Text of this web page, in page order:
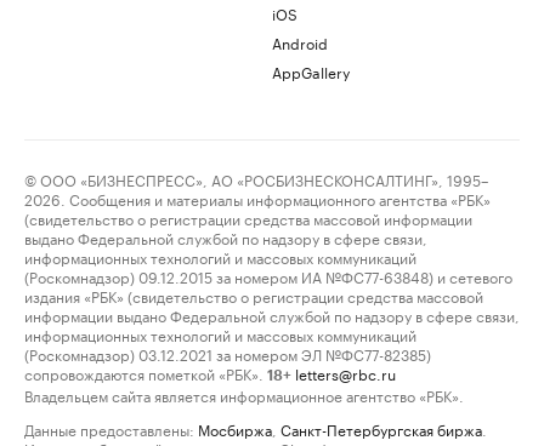
iOS
Android
AppGallery
© ООО «БИЗНЕСПРЕСС», АО «РОСБИЗНЕСКОНСАЛТИНГ», 1995–
2026. Сообщения и материалы информационного агентства «РБК»
(свидетельство о регистрации средства массовой информации
выдано Федеральной службой по надзору в сфере связи,
информационных технологий и массовых коммуникаций
(Роскомнадзор) 09.12.2015 за номером ИА №ФС77-63848) и сетевого
издания «РБК» (свидетельство о регистрации средства массовой
информации выдано Федеральной службой по надзору в сфере связи,
информационных технологий и массовых коммуникаций
(Роскомнадзор) 03.12.2021 за номером ЭЛ №ФС77-82385)
сопровождаются пометкой «РБК».
18+ letters@rbc.ru
Владельцем сайта является информационное агентство «РБК».
Данные предоставлены: Мосбиржа Санкт-Петербургская биржа